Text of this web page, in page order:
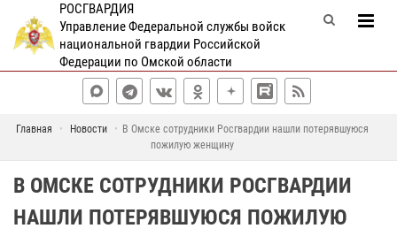
РОСГВАРДИЯ
Управление Федеральной службы войск
национальной гвардии Российской
Федерации по Омской области
Главная Новости
В Омске сотрудники Росгвардии нашли потерявшуюся
пожилую женщину
В ОМСКЕ СОТРУДНИКИ РОСГВАРДИИ
НАШЛИ ПОТЕРЯВШУЮСЯ ПОЖИЛУЮ